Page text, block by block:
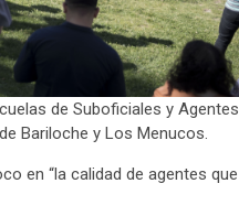
de Suboficiales y Agentes
Bariloche y Los Menucos.
en “la calidad de agentes que